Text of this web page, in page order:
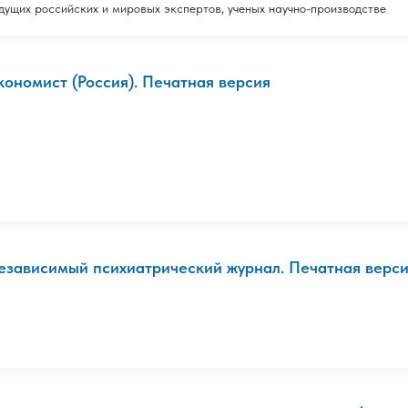
российских и мировых экспертов, ученых научно-производстве
(Россия). Печатная версия
психиатрический журнал. Печатная